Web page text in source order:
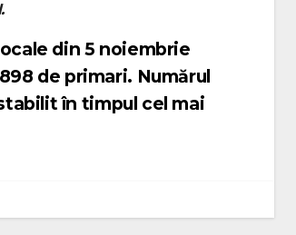
din 5 noiembrie
de primari. Numărul
în timpul cel mai